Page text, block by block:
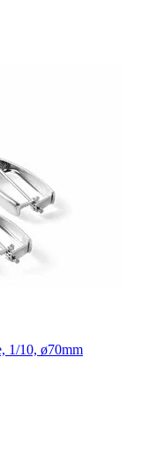
1/10, ø70mm